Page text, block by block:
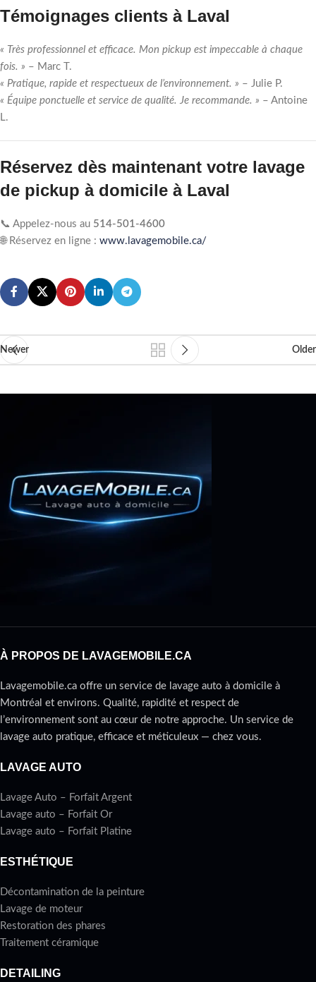
Témoignages clients à Laval
« Très professionnel et efficace. Mon pickup est impeccable à chaque
fois. » – Marc T.
« Pratique, rapide et respectueux de l’environnement. » – Julie P.
« Équipe ponctuelle et service de qualité. Je recommande. » – Antoine
L.
Réservez dès maintenant votre lavage
de pickup à domicile à Laval
📞 Appelez-nous au 514-501-4600
🌐 Réservez en ligne : www.lavagemobile.ca/
Newer Older
À PROPOS DE LAVAGEMOBILE.CA
Lavagemobile.ca offre un service de lavage auto à domicile à
Montréal et environs. Qualité, rapidité et respect de
l’environnement sont au cœur de notre approche. Un service de
lavage auto pratique, efficace et méticuleux — chez vous.
LAVAGE AUTO
Lavage Auto – Forfait Argent
Lavage auto – Forfait Or
Lavage auto – Forfait Platine
ESTHÉTIQUE
Décontamination de la peinture
Lavage de moteur
Restoration des phares
Traitement céramique
DETAILING